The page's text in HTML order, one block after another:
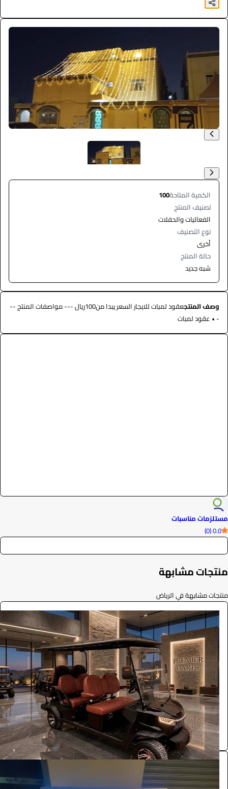
الكمية المتاحة100
تصنيف المنتج
الفعاليات والحفلات
نوع التصنيف
أخرى
حالة المنتج
شبه جديد
وصف المنتج
عقود لمبات للايجار السعر يبدا من100ريال --- مواصفات المنتج --
- • عقود لمبات
مستلزمات مناسبات
0.0 (0)
منتجات مشابهة
منتجات مشابهة في الرياض
ايجار قولف كار فاخرة 2026
الفعاليات والحفلات
0
/ اليوم
الرياض
Premier carts
0.0 (0)
شاشة عرضية نظام وندوز 55 بوصة وندوز لمس